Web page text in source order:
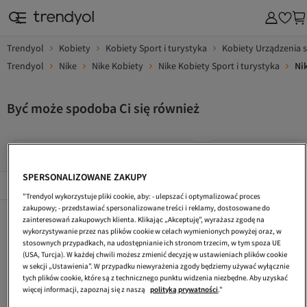
Trendyol Kobiety Kobiety Sport i turystyka
Kobiety Urządzenia
Trendyol
Nike Nike Kobiety Nike Kobiety Sport i turystyka
Być może spodoba Ci się również
Popularne Marki
Nike Kobiety Nerki Nike Czarny Urządzenia Sportowe
Nike Granatowy Urządzenia Sportowe
Nike Szary Legginsy Sportowe
Nike Czerwony Buty Do Biegania I Treningu
Nike Kobiety Buty Sportowe
Nike Czarny Legginsy Sportowe
Nike Kobiety Spodnie Dresowe
Nike Kobiety Kurtki Sportowe
Nike Dzieci Legginsy Sportowe
SPERSONALIZOWANE ZAKUPY
"Trendyol wykorzystuje pliki cookie, aby: - ulepszać i optymalizować proces
zakupowy; - przedstawiać spersonalizowane treści i reklamy, dostosowane do
zainteresowań zakupowych klienta. Klikając „Akceptuję”, wyrażasz zgodę na
wykorzystywanie przez nas plików cookie w celach wymienionych powyżej oraz, w
stosownych przypadkach, na udostępnianie ich stronom trzecim, w tym spoza UE
(USA, Turcja). W każdej chwili możesz zmienić decyzję w ustawieniach plików cookie
w sekcji „Ustawienia”. W przypadku niewyrażenia zgody będziemy używać wyłącznie
tych plików cookie, które są z technicznego punktu widzenia niezbędne. Aby uzyskać
więcej informacji, zapoznaj się z naszą
polityką prywatności."